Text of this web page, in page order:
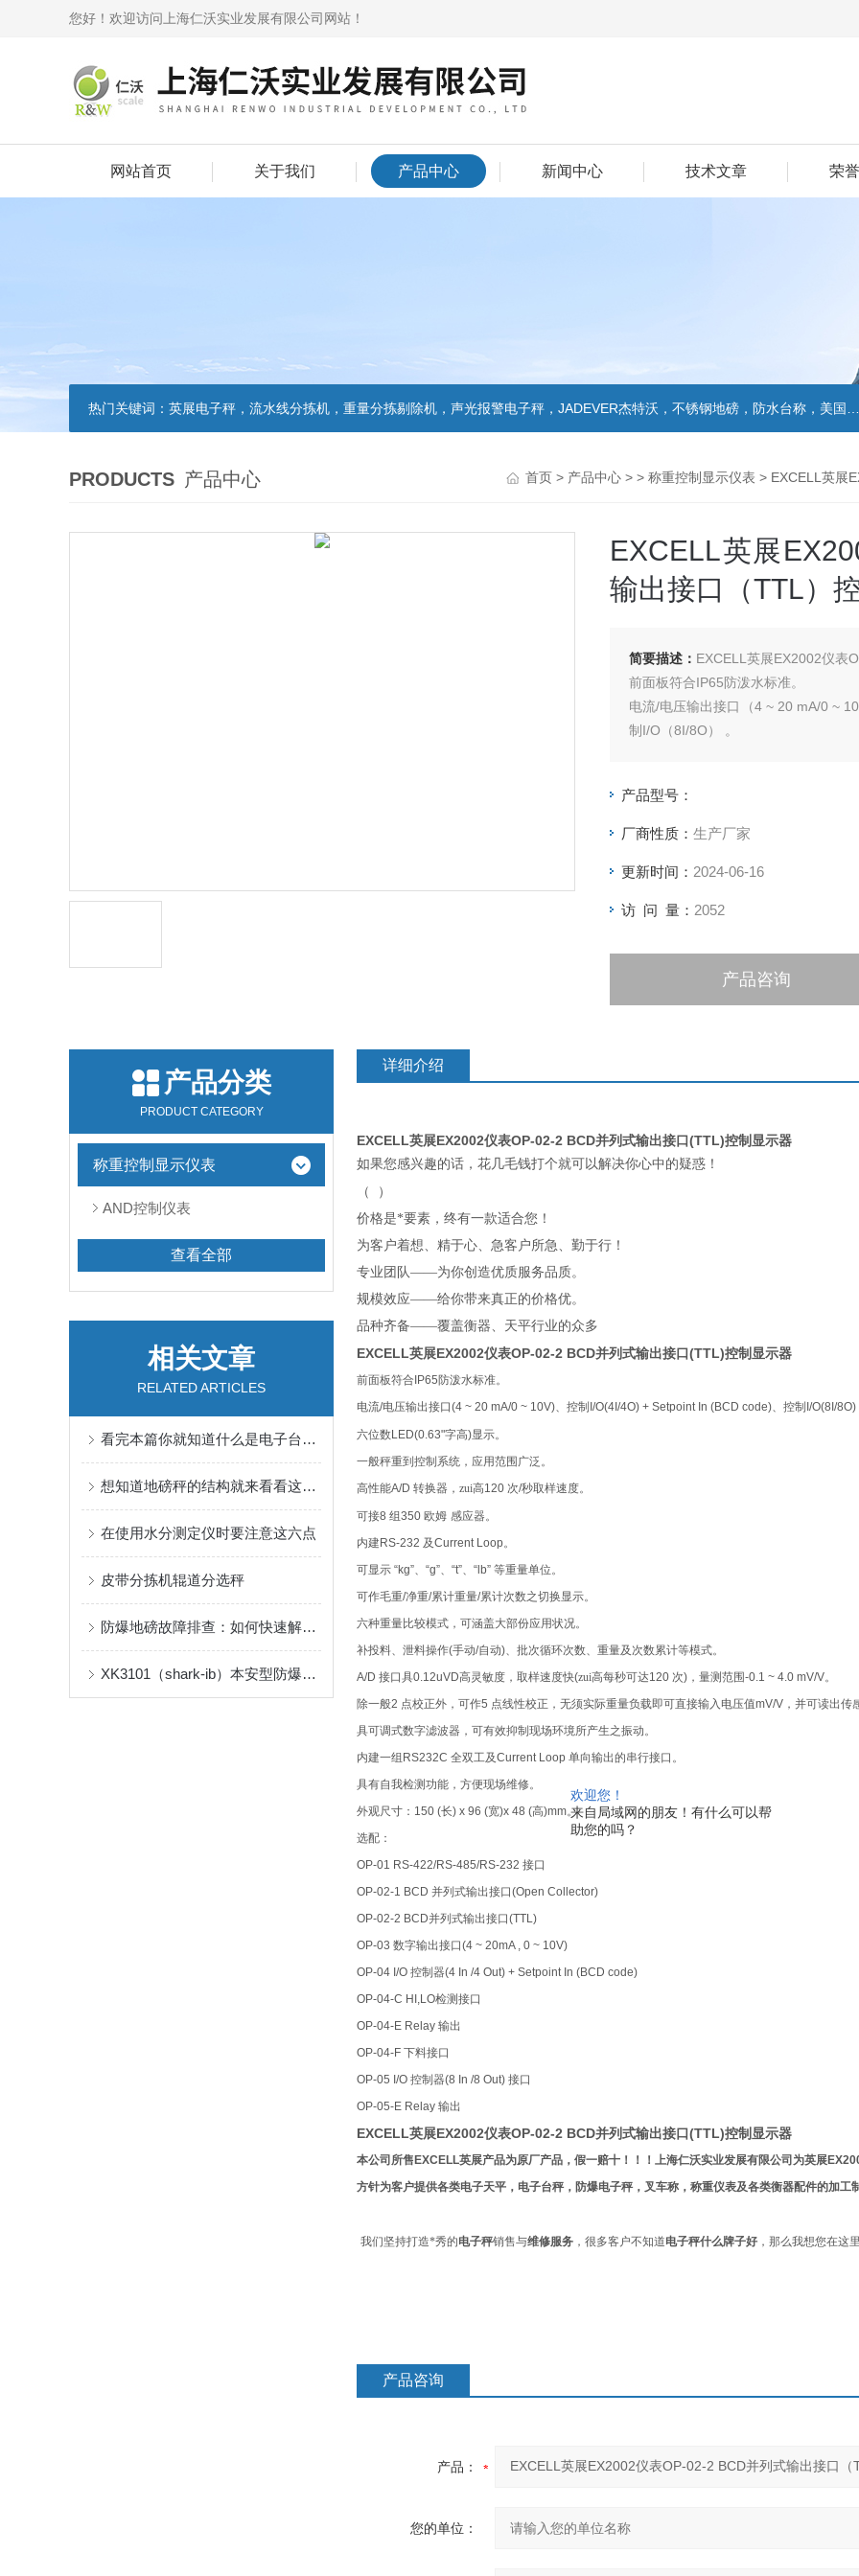
欢迎您！
来自局域网的朋友！有什么可以帮
助您的吗？
您好！欢迎访问上海仁沃实业发展有限公司网站！
网站首页 关于我们 产品中心 新闻中心 技术文章 荣
热门关键词： 英展电子秤，流水线分拣机，重量分拣剔除机，声光报警电子秤，JADEVER杰特沃，不锈钢地磅，防水台称，美国双杰天平，报警电子称
PRODUCTS 产品中心 首页 > 产品中心 > > 称重控制显示仪表 > EXCELL英展
EXCELL英展
输出接口（TTL）
简要描述： EXCELL英展EX2002仪表
前面板符合IP65防泼水标准。
电流/电压输出接口（4 ~ 20 mA/0 ~
制I/O（8I/8O） 。
产品型号：
厂商性质： 生产厂家
更新时间： 2024-06-16
访 问 量： 2052
产品咨询
产品分类
PRODUCT CATEGORY
称重控制显示仪表
AND控制仪表
查看全部
相关文章
RELATED ARTICLES
看完本篇你就知道什么是电子台秤的使用方法了
想知道地磅秤的结构就来看看这些吧
在使用水分测定仪时要注意这六点
皮带分拣机辊道分选秤
防爆地磅故障排查：如何快速解决称重异常问题？
XK3101（shark-ib）本安型防爆称重电子秤
详细介绍
EXCELL英展EX2002仪表OP-02-2 BCD并列式输出接口(TTL)控制显示器
如果您感兴趣的话，花几毛钱打个就可以解决你心中的疑惑！
（
）
价格是*要素，终有一款适合您！
为客户着想、精于心、急客户所急、勤于行！
专业团队——为你创造优质服务品质。
规模效应——给你带来真正的价格优。
品种齐备——覆盖衡器、天平行业的众多
EXCELL英展EX2002仪表OP-02-2 BCD并列式输出接口(TTL)控制显示器
前面板符合 IP65 防泼水标准。
电流/电压输出接口(4 ~ 20 mA/0 ~ 10V)、控制 I/O(4I/4O) + Setpoint In (BCD code)、控制 I/O(8I/8O)
六位数LED(0.63"字高)显示。
一般秤重到控制系统，应用范围广泛。
高性能A/D 转换器，zui高120 次/秒取样速度。
可接8 组350 欧姆 感应器。
内建 RS-232 及Current Loop。
可显示 “kg”、 “g”、 “t”、 “lb” 等重量单位。
可作毛重/净重/累计重量/累计次数之切换显示。
六种重量比较模式，可涵盖大部份应用状况。
补投料、泄料操作(手动/自动)、批次循环次数、重量及次数累计等模式。
A/D 接口具0.12uVD高灵敏度，取样速度快(zui高每秒可达120 次) ，量测范围-0.1 ~ 4.0 mV/V。
除一般2 点校正外，可作5 点线性校正，无须实际重量负载即可直接输入电压值mV/V ，并可读出传
具可调式数字滤波器，可有效抑制现场环境所产生之振动。
内建一组 RS232C 全双工及Current Loop 单向输出的串行接口。
具有自我检测功能，方便现场维修。
外观尺寸： 150 (长) x 96 (宽)x 48 (高)mm。
选配：
OP-01 RS-422/RS-485/RS-232 接口
OP-02-1 BCD 并列式输出接口(Open Collector)
OP-02-2 BCD并列式输出接口(TTL)
OP-03 数字输出接口(4 ~ 20mA , 0 ~ 10V)
OP-04 I/O 控制器(4 In /4 Out) + Setpoint In (BCD code)
OP-04-C HI,LO检测接口
OP-04-E Relay 输出
OP-04-F 下料接口
OP-05 I/O 控制器(8 In /8 Out) 接口
OP-05-E Relay 输出
EXCELL英展EX2002仪表OP-02-2 BCD并列式输出接口(TTL)控制显示器
本公司所售 EXCELL英展产品为原厂产品，假一赔十！！！上海仁沃实业发展有限公司为英展
方针为客户提供各类电子天平，电子台秤，防爆电子秤，叉车称，称重仪表及各类衡器配件的加工
我们坚持打造*秀的电子秤销售与维修服务 ，很多客户不知道电子秤什么牌子好 ，那么我想您在这
产品咨询
产品：
您的单位：